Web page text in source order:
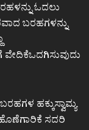
ಓದಲು
ಬರಹಗಳನ್ನು
ಹಕ್ಕುಸ್ವಾಮ್ಯ
ಸದರಿ